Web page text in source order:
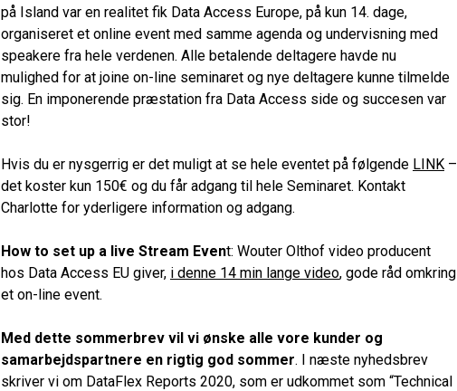
på Island var en realitet fik Data Access Europe, på kun 14. dage,
organiseret et online event med samme agenda og undervisning med
speakere fra hele verdenen. Alle betalende deltagere havde nu
mulighed for at joine on-line seminaret og nye deltagere kunne tilmelde
sig. En imponerende præstation fra Data Access side og succesen var
stor!
Hvis du er nysgerrig er det muligt at se hele eventet på følgende LINK –
det koster kun 150€ og du får adgang til hele Seminaret. Kontakt
Charlotte for yderligere information og adgang.
How to set up a live Stream Event: Wouter Olthof video producent
hos Data Access EU giver, i denne 14 min lange video, gode råd omkring
et on-line event.
Med dette sommerbrev vil vi ønske alle vore kunder og
samarbejdspartnere en rigtig god sommer. I næste nyhedsbrev
skriver vi om DataFlex Reports 2020, som er udkommet som “Technical